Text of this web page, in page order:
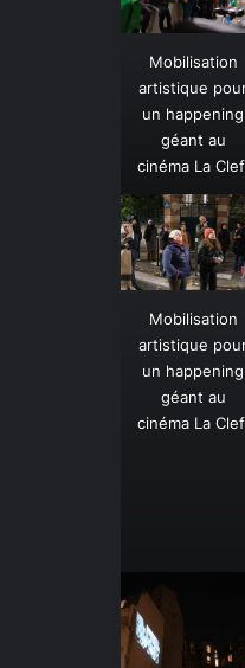
Mobilisation
artistique
un happening
géant au
cinéma La
Mobilisation
artistique
un happening
géant au
cinéma La